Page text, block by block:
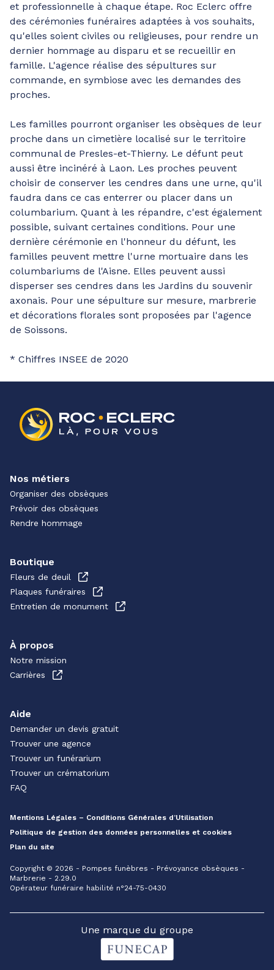
et professionnelle à chaque étape. Roc Eclerc offre
des cérémonies funéraires adaptées à vos souhaits,
qu'elles soient civiles ou religieuses, pour rendre un
dernier hommage au disparu et se recueillir en
famille. L'agence réalise des sépultures sur
commande, en symbiose avec les demandes des
proches.
Les familles pourront organiser les obsèques de leur
proche dans un cimetière localisé sur le territoire
communal de Presles-et-Thierny. Le défunt peut
aussi être incinéré à Laon. Les proches peuvent
choisir de conserver les cendres dans une urne, qu'il
faudra dans ce cas enterrer ou placer dans un
columbarium. Quant à les répandre, c'est également
possible, suivant certaines conditions. Pour une
dernière cérémonie en l'honneur du défunt, les
familles peuvent mettre l'urne mortuaire dans les
columbariums de l'Aisne. Elles peuvent aussi
disperser ses cendres dans les Jardins du souvenir
axonais. Pour une sépulture sur mesure, marbrerie
et décorations florales sont proposées par l'agence
de Soissons.
* Chiffres INSEE de 2020
Nos métiers
Organiser des obsèques
Prévoir des obsèques
Rendre hommage
Boutique
Fleurs de deuil
Plaques funéraires
Entretien de monument
À propos
Notre mission
Carrières
Aide
Demander un devis gratuit
Trouver une agence
Trouver un funérarium
Trouver un crématorium
FAQ
Mentions Légales – Conditions Générales d’Utilisation
Politique de gestion des données personnelles et cookies
Plan du site
Copyright © 2026 - Pompes funèbres - Prévoyance obsèques -
Marbrerie - 2.29.0
Opérateur funéraire habilité n°24-75-0430
Une marque du groupe